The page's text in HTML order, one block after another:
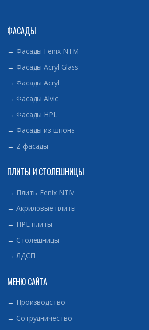
ФАСАДЫ
→ Фасады Fenix NTM
→ Фасады Acryl Glass
→ Фасады Acryl
→ Фасады Alvic
→ Фасады HPL
→ Фасады из шпона
→ Z фасады
ПЛИТЫ И СТОЛЕШНИЦЫ
→ Плиты Fenix NTM
→ Акриловые плиты
→ HPL плиты
→ Столешницы
→ ЛДСП
МЕНЮ САЙТА
→ Производство
→ Сотрудничество